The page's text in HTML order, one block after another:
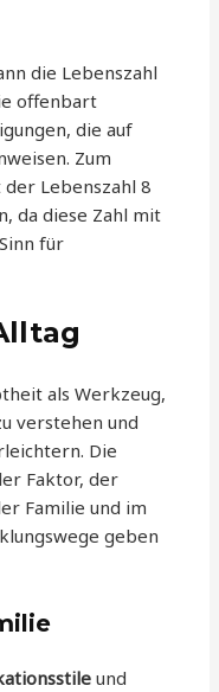
die Lebenszahl
offenbart
die auf
Zum
Lebenszahl 8
da diese Zahl mit
für
als Werkzeug,
verstehen und
Die
Faktor, der
Familie und im
geben
und